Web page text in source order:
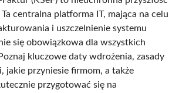
centralna platforma IT, mająca na celu
i uszczelnienie systemu
się obowiązkowa dla wszystkich
kluczowe daty wdrożenia, zasady
jakie przyniesie firmom, a także
przygotować się na